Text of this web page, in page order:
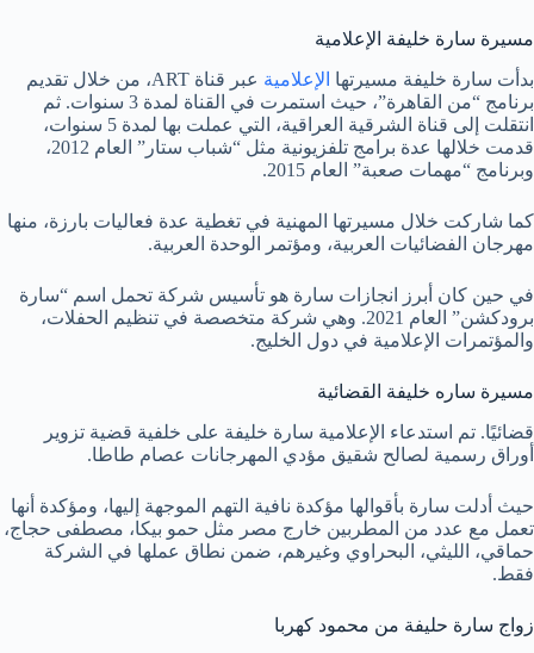
مسيرة سارة خليفة الإعلامية
بدأت سارة خليفة مسيرتها الإعلامية
عبر قناة ART، من خلال تقديم
برنامج “من القاهرة”، حيث استمرت في القناة لمدة 3 سنوات. ثم
انتقلت إلى قناة الشرقية العراقية، التي عملت بها لمدة 5 سنوات،
قدمت خلالها عدة برامج تلفزيونية مثل “شباب ستار” العام 2012،
وبرنامج “مهمات صعبة” العام 2015.
كما شاركت خلال مسيرتها المهنية في تغطية عدة فعاليات بارزة، منها
مهرجان الفضائيات العربية، ومؤتمر الوحدة العربية.
في حين كان أبرز انجازات سارة هو تأسيس شركة تحمل اسم “سارة
برودكشن” العام 2021. وهي شركة متخصصة في تنظيم الحفلات،
والمؤتمرات الإعلامية في دول الخليج.
مسيرة ساره خليفة القضائية
قضائيًا. تم استدعاء الإعلامية سارة خليفة على خلفية قضية تزوير
أوراق رسمية لصالح شقيق مؤدي المهرجانات عصام طاطا.
حيث أدلت سارة بأقوالها مؤكدة نافية التهم الموجهة إليها، ومؤكدة أنها
تعمل مع عدد من المطربين خارج مصر مثل حمو بيكا، مصطفى حجاج،
حماقي، الليثي، البحراوي وغيرهم، ضمن نطاق عملها في الشركة
فقط.
زواج سارة حليفة من محمود كهربا